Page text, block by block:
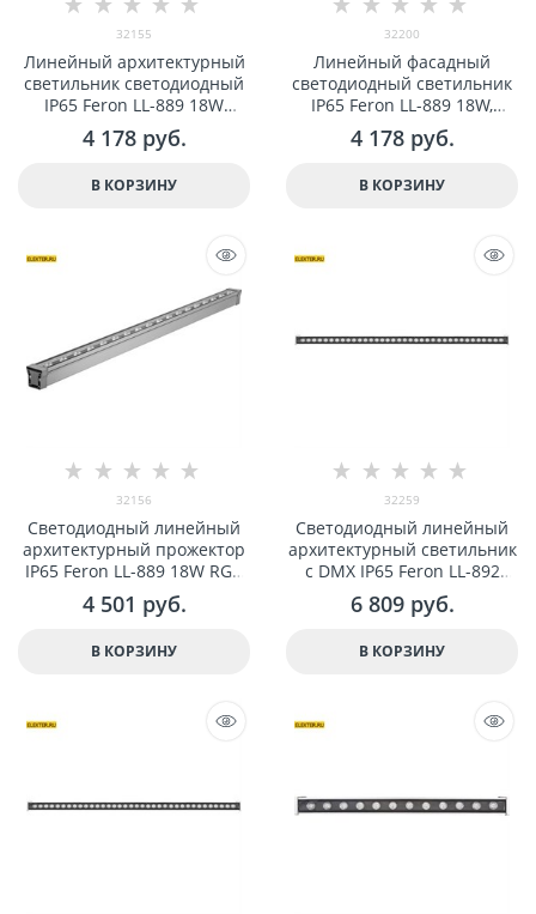
32155
Линейный архитектурный
светильник светодиодный
IP65 Feron LL-889 18W
2700K 85-265V арт 32155
4 178 руб.
В КОРЗИНУ
32200
Линейный фасадный
светодиодный светильник
IP65 Feron LL-889 18W,
6400К, 85-265V арт 32200
4 178 руб.
В КОРЗИНУ
32156
Светодиодный линейный
арxитектурный прожектор
IP65 Feron LL-889 18W RGB
85-265V арт 32156
4 501 руб.
В КОРЗИНУ
32259
Светодиодный линейный
арxитектурный светильник
с DMX IP65 Feron LL-892
36W RGB 24V арт 32259
6 809 руб.
В КОРЗИНУ